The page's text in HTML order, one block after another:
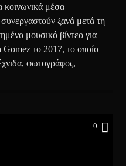
μέσα
ξανά μετά τη
μουσικό βίντεο για
Gomez το 2017, το οποίο
φωτογράφος,
0